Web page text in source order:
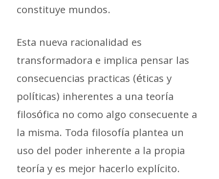
constituye mundos.
Esta nueva racionalidad es
transformadora e implica pensar las
consecuencias practicas (éticas y
políticas) inherentes a una teoría
filosófica no como algo consecuente a
la misma. Toda filosofía plantea un
uso del poder inherente a la propia
teoría y es mejor hacerlo explícito.